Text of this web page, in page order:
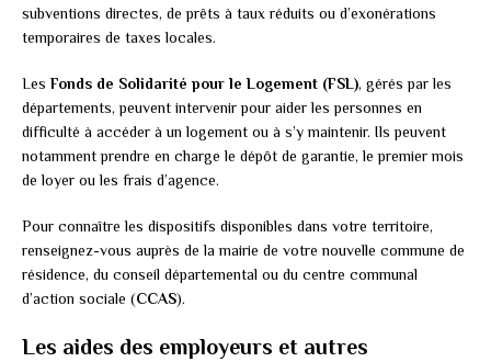
subventions directes, de prêts à taux réduits ou d’exonérations
temporaires de taxes locales.
Les Fonds de Solidarité pour le Logement (FSL), gérés par les
départements, peuvent intervenir pour aider les personnes en
difficulté à accéder à un logement ou à s’y maintenir. Ils peuvent
notamment prendre en charge le dépôt de garantie, le premier mois
de loyer ou les frais d’agence.
Pour connaître les dispositifs disponibles dans votre territoire,
renseignez-vous auprès de la mairie de votre nouvelle commune de
résidence, du conseil départemental ou du centre communal
d’action sociale (CCAS).
Les aides des employeurs et autres